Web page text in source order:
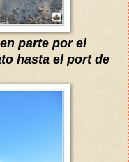
n parte por el
hasta el port de